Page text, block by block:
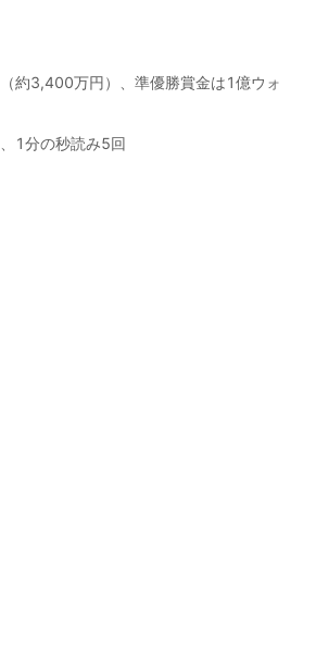
約3,400万円）、準優勝賞金は1億ウォ
1分の秒読み5回